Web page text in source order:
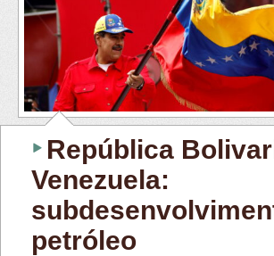
República
Venezuela:
petróleo